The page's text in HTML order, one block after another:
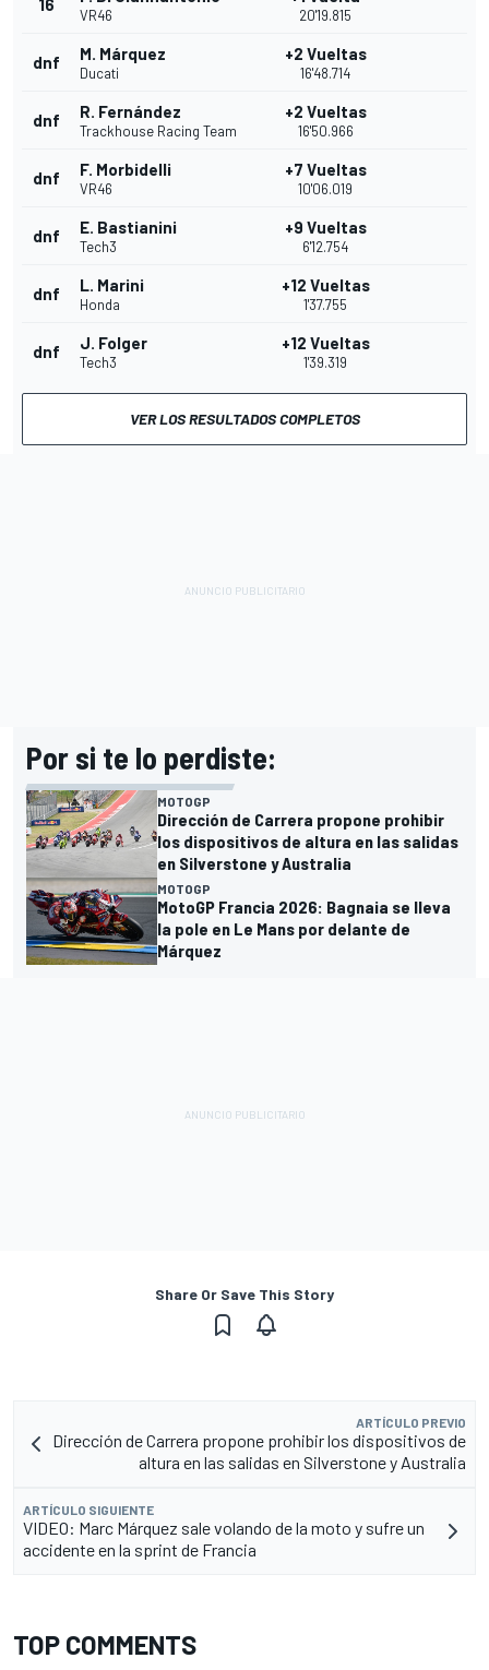
16
VR46 20'19.815
dnf M. Márquez
Ducati
+2 Vueltas
16'48.714
dnf R. Fernández
Trackhouse Racing Team
+2 Vueltas
16'50.966
dnf F. Morbidelli
VR46
+7 Vueltas
10'06.019
dnf E. Bastianini
Tech3
+9 Vueltas
6'12.754
dnf L. Marini
Honda
+12 Vueltas
1'37.755
dnf J. Folger
Tech3
+12 Vueltas
1'39.319
VER LOS RESULTADOS COMPLETOS
Por si te lo perdiste:
MOTOGP
Dirección de Carrera propone prohibir
los dispositivos de altura en las salidas
en Silverstone y Australia
MOTOGP
MotoGP Francia 2026: Bagnaia se lleva
la pole en Le Mans por delante de
Márquez
Share Or Save This Story
ARTÍCULO PREVIO
Dirección de Carrera propone prohibir los dispositivos de
altura en las salidas en Silverstone y Australia
ARTÍCULO SIGUIENTE
VIDEO: Marc Márquez sale volando de la moto y sufre un
accidente en la sprint de Francia
TOP COMMENTS